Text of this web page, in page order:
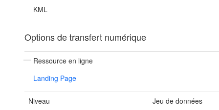
KML
Options de transfert numérique
Ressource en ligne
Landing Page
Niveau Jeu de données